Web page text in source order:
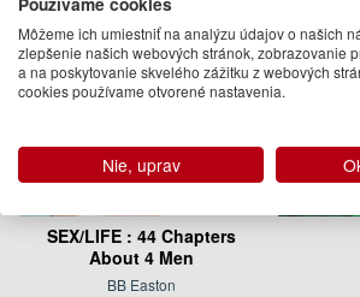
SEX/LIFE : 44 Chapters
About 4 Men
BB Easton
Môžeme ich umiestniť na analýzu údajov o našich
zlepšenie našich webových stránok, zobrazovanie
a na poskytovanie skvelého zážitku z webových
cookies používame otvorené nastavenia.
Nie, uprav